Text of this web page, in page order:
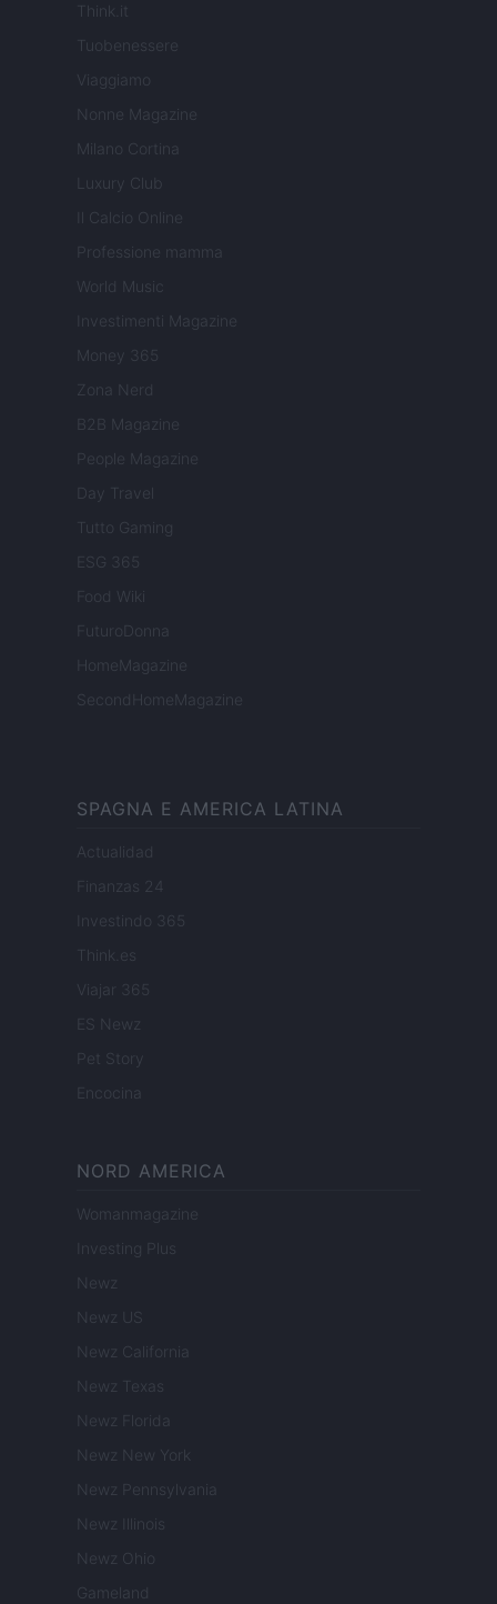
Think.it
Tuobenessere
Viaggiamo
Nonne Magazine
Milano Cortina
Luxury Club
Il Calcio Online
Professione mamma
World Music
Investimenti Magazine
Money 365
Zona Nerd
B2B Magazine
People Magazine
Day Travel
Tutto Gaming
ESG 365
Food Wiki
FuturoDonna
HomeMagazine
SecondHomeMagazine
SPAGNA E AMERICA LATINA
Actualidad
Finanzas 24
Investindo 365
Think.es
Viajar 365
ES Newz
Pet Story
Encocina
NORD AMERICA
Womanmagazine
Investing Plus
Newz
Newz US
Newz California
Newz Texas
Newz Florida
Newz New York
Newz Pennsylvania
Newz Illinois
Newz Ohio
Gameland